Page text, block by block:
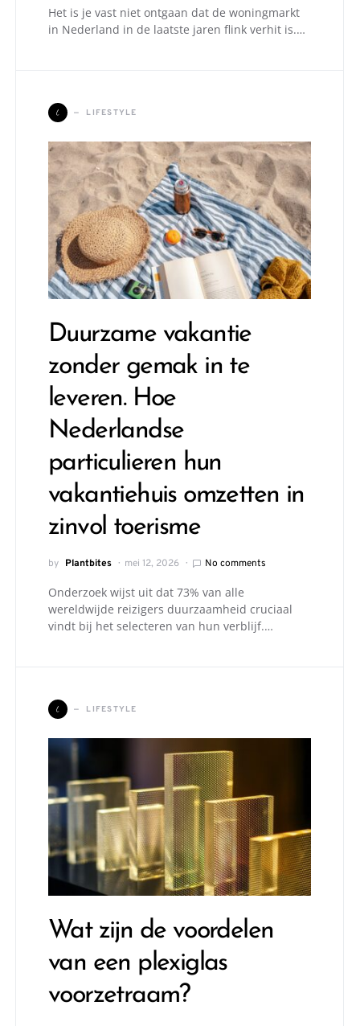
Het is je vast niet ontgaan dat de woningmarkt
in Nederland in de laatste jaren flink verhit is.…
L LIFESTYLE
Duurzame vakantie
zonder gemak in te
leveren. Hoe
Nederlandse
particulieren hun
vakantiehuis omzetten in
zinvol toerisme
by Plantbites mei 12, 2026 No comments
Onderzoek wijst uit dat 73% van alle
wereldwijde reizigers duurzaamheid cruciaal
vindt bij het selecteren van hun verblijf.…
L LIFESTYLE
Wat zijn de voordelen
van een plexiglas
voorzetraam?